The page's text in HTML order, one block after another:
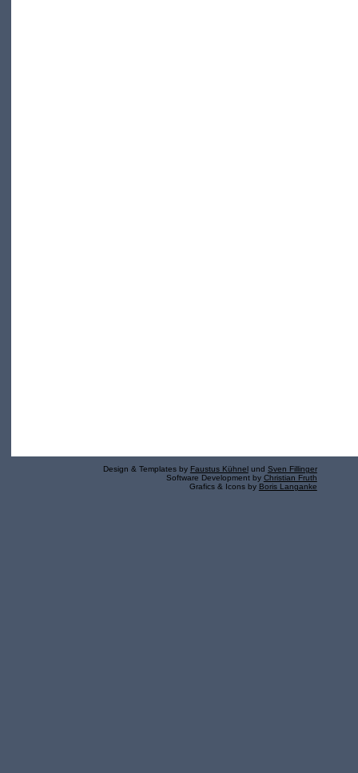
Design & Templates by Faustus Kühnel und Sven Fillinger
Software Development by Christian Fruth
Grafics & Icons by Boris Langanke